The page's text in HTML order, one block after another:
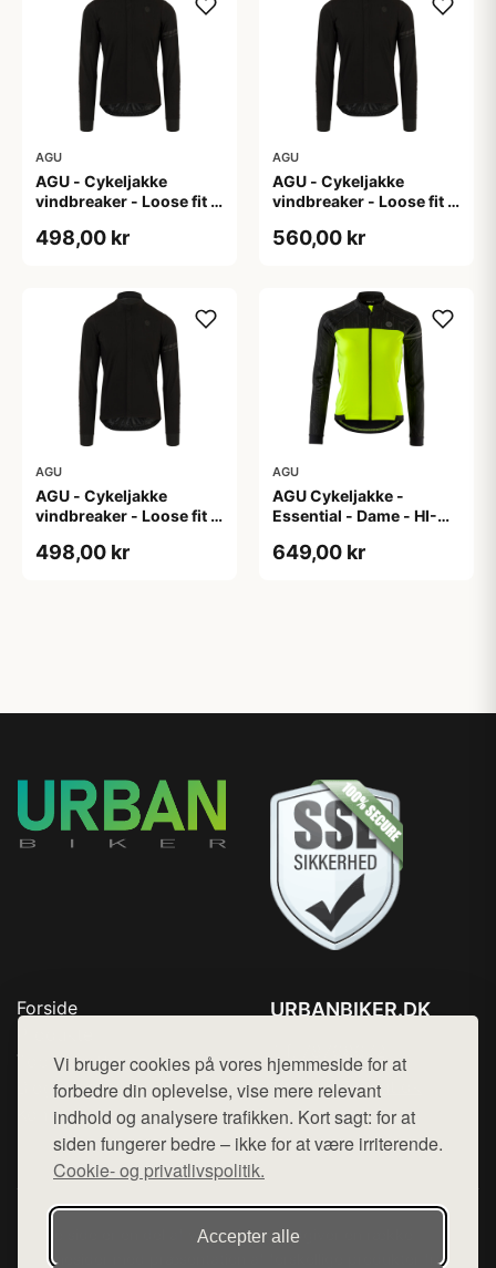
Vi bruger cookies på vores hjemmeside for at
forbedre din oplevelse, vise mere relevant
indhold og analysere trafikken. Kort sagt: for at
siden fungerer bedre – ikke for at være irriterende.
Cookie- og privatlivspolitik.
Accepter alle
AGU
AGU - Cykeljakke
vindbreaker - Loose fit -
498,00 kr
AGU
AGU - Cykeljakke
vindbreaker - Loose fit -
560,00 kr
AGU
AGU - Cykeljakke
vindbreaker - Loose fit -
498,00 kr
AGU
AGU Cykeljakke -
Essential - Dame - HI-
649,00 kr
Forside
Top Rabatter
Blog
Kontakt
URBANBIKER.DK
Mail: hej@want.dk
Cookie- og privatlivspolitik
Denne side er en del af want.dk, der udgiver en række
hjemmesider med præsentation af forskellige produkter fra